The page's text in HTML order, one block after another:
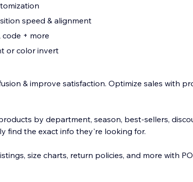
speed & alignment
code + more
or color invert
& improve satisfaction. Optimize sales with
by department, season, best-sellers,
find the exact info they're looking for.
size charts, return policies, and more with